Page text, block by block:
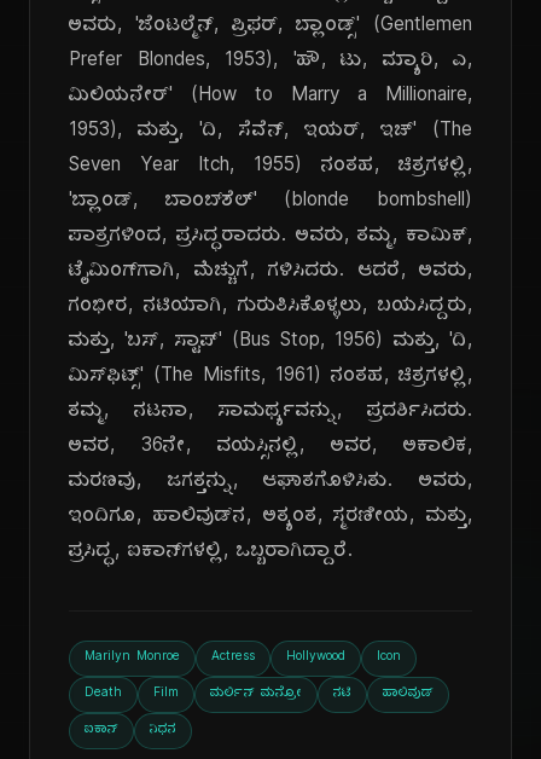
ಅವರು, 'ಜೆಂಟಲ್ಮೆನ್, ಪ್ರಿಫರ್, ಬ್ಲಾಂಡ್ಸ್' (Gentlemen
Prefer Blondes, 1953), 'ಹೌ, ಟು, ಮ್ಯಾರಿ, ಎ,
ಮಿಲಿಯನೇರ್' (How to Marry a Millionaire,
1953), ಮತ್ತು, 'ದಿ, ಸೆವೆನ್, ಇಯರ್, ಇಚ್' (The
Seven Year Itch, 1955) ನಂತಹ, ಚಿತ್ರಗಳಲ್ಲಿ,
'ಬ್ಲಾಂಡ್, ಬಾಂಬ್‌ಶೆಲ್' (blonde bombshell)
ಪಾತ್ರಗಳಿಂದ, ಪ್ರಸಿದ್ಧರಾದರು. ಅವರು, ತಮ್ಮ, ಕಾಮಿಕ್,
ಟೈಮಿಂಗ್‌ಗಾಗಿ, ಮೆಚ್ಚುಗೆ, ಗಳಿಸಿದರು. ಆದರೆ, ಅವರು,
ಗಂಭೀರ, ನಟಿಯಾಗಿ, ಗುರುತಿಸಿಕೊಳ್ಳಲು, ಬಯಸಿದ್ದರು,
ಮತ್ತು, 'ಬಸ್, ಸ್ಟಾಪ್' (Bus Stop, 1956) ಮತ್ತು, 'ದಿ,
ಮಿಸ್‌ಫಿಟ್ಸ್' (The Misfits, 1961) ನಂತಹ, ಚಿತ್ರಗಳಲ್ಲಿ,
ತಮ್ಮ, ನಟನಾ, ಸಾಮರ್ಥ್ಯವನ್ನು, ಪ್ರದರ್ಶಿಸಿದರು.
ಅವರ, 36ನೇ, ವಯಸ್ಸಿನಲ್ಲಿ, ಅವರ, ಅಕಾಲಿಕ,
ಮರಣವು, ಜಗತ್ತನ್ನು, ಆಘಾತಗೊಳಿಸಿತು. ಅವರು,
ಇಂದಿಗೂ, ಹಾಲಿವುಡ್‌ನ, ಅತ್ಯಂತ, ಸ್ಮರಣೀಯ, ಮತ್ತು,
ಪ್ರಸಿದ್ಧ, ಐಕಾನ್‌ಗಳಲ್ಲಿ, ಒಬ್ಬರಾಗಿದ್ದಾರೆ.
Marilyn Monroe Actress Hollywood Icon
Death Film ಮರ್ಲಿನ್ ಮನ್ರೋ ನಟಿ ಹಾಲಿವುಡ್
ಐಕಾನ್ ನಿಧನ